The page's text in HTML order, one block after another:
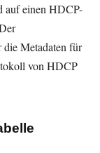
auf einen HDCP-
die Metadaten für
von HDCP